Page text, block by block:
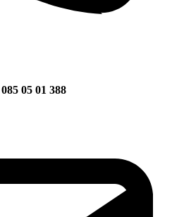
085 05 01 388